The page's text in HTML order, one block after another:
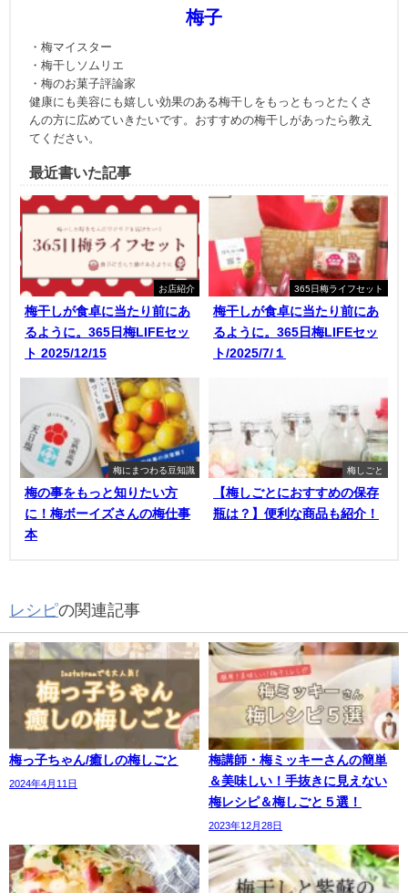
梅子
・梅マイスター
・梅干しソムリエ
・梅のお菓子評論家
健康にも美容にも嬉しい効果のある梅干しをもっともっとたくさ
んの方に広めていきたいです。おすすめの梅干しがあったら教え
てください。
最近書いた記事
お店紹介
梅干しが食卓に当たり前にあ
るように。365日梅LIFEセッ
ト 2025/12/15
365日梅ライフセット
梅干しが食卓に当たり前にあ
るように。365日梅LIFEセッ
ト/2025/7/１
梅にまつわる豆知識
梅の事をもっと知りたい方
に！梅ボーイズさんの梅仕事
本
梅しごと
【梅しごとにおすすめの保存
瓶は？】便利な商品も紹介！
レシピの関連記事
梅っ子ちゃん/癒しの梅しごと
2024年4月11日
梅講師・梅ミッキーさんの簡単
＆美味しい！手抜きに見えない
梅レシピ＆梅しごと５選！
2023年12月28日